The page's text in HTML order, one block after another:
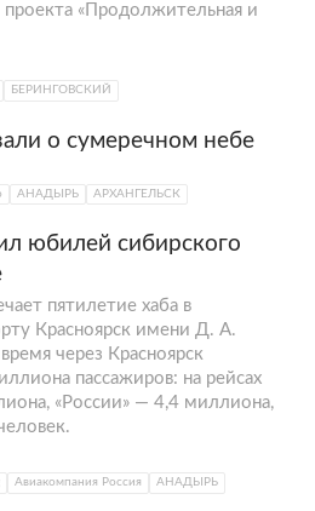
проекта «Продолжительная и
БЕРИНГОВСКИЙ
о сумеречном небе
АНАДЫРЬ АРХАНГЕЛЬСК
юбилей сибирского
пятилетие хаба в
Красноярск имени Д. А.
через Красноярск
пассажиров: на рейсах
«России» — 4,4 миллиона,
Авиакомпания Россия
АНАДЫРЬ